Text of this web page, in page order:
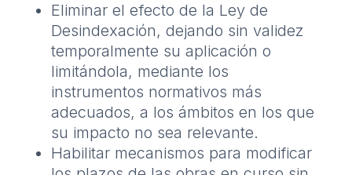
Eliminar el efecto de la Ley de
Desindexación, dejando sin validez
temporalmente su aplicación o
limitándola, mediante los
instrumentos normativos más
adecuados, a los ámbitos en los que
su impacto no sea relevante.
Habilitar mecanismos para modificar